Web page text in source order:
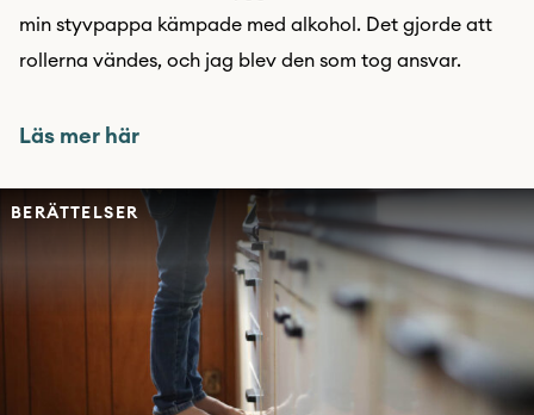
min styvpappa kämpade med alkohol. Det gjorde att
rollerna vändes, och jag blev den som tog ansvar.
Läs mer här
BERÄTTELSER